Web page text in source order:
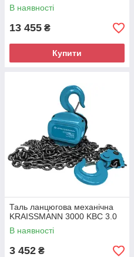
В наявності
13 455 ₴
Купити
Таль ланцюгова механічна
KRAISSMANN 3000 KBC 3.0
В наявності
3 452 ₴